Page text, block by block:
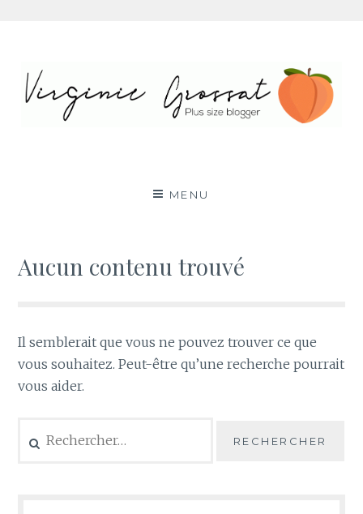
contenu
mode grande taille
MENU
Aucun contenu trouvé
Il semblerait que vous ne pouvez trouver ce que
vous souhaitez. Peut-être qu’une recherche pourrait
vous aider.